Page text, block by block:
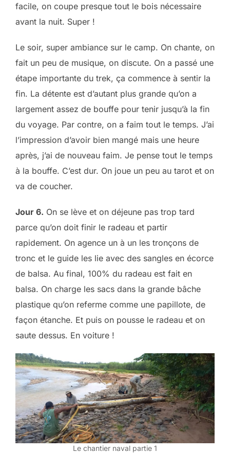
facile, on coupe presque tout le bois nécessaire
avant la nuit. Super !
Le soir, super ambiance sur le camp. On chante, on
fait un peu de musique, on discute. On a passé une
étape importante du trek, ça commence à sentir la
fin. La détente est d’autant plus grande qu’on a
largement assez de bouffe pour tenir jusqu’à la fin
du voyage. Par contre, on a faim tout le temps. J’ai
l’impression d’avoir bien mangé mais une heure
après, j’ai de nouveau faim. Je pense tout le temps
à la bouffe. C’est dur. On joue un peu au tarot et on
va de coucher.
Jour 6. On se lève et on déjeune pas trop tard
parce qu’on doit finir le radeau et partir
rapidement. On agence un à un les tronçons de
tronc et le guide les lie avec des sangles en écorce
de balsa. Au final, 100% du radeau est fait en
balsa. On charge les sacs dans la grande bâche
plastique qu’on referme comme une papillote, de
façon étanche. Et puis on pousse le radeau et on
saute dessus. En voiture !
Le chantier naval partie 1